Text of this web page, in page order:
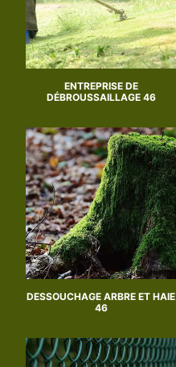
ENTREPRISE DE
DÉBROUSSAILLAGE 46
DESSOUCHAGE ARBRE ET HAIE
46